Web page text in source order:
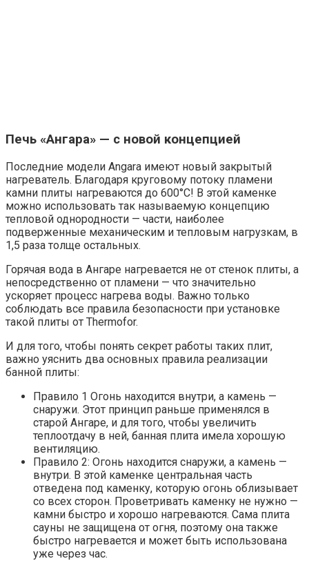
Печь «Ангара» — с новой концепцией
Последние модели Angara имеют новый закрытый
нагреватель. Благодаря круговому потоку пламени
камни плиты нагреваются до 600°C! В этой каменке
можно использовать так называемую концепцию
тепловой однородности — части, наиболее
подверженные механическим и тепловым нагрузкам, в
1,5 раза толще остальных.
Горячая вода в Ангаре нагревается не от стенок плиты, а
непосредственно от пламени — что значительно
ускоряет процесс нагрева воды. Важно только
соблюдать все правила безопасности при установке
такой плиты от Thermofor.
И для того, чтобы понять секрет работы таких плит,
важно уяснить два основных правила реализации
банной плиты:
Правило 1 Огонь находится внутри, а камень —
снаружи. Этот принцип раньше применялся в
старой Ангаре, и для того, чтобы увеличить
теплоотдачу в ней, банная плита имела хорошую
вентиляцию.
Правило 2: Огонь находится снаружи, а камень —
внутри. В этой каменке центральная часть
отведена под каменку, которую огонь облизывает
со всех сторон. Проветривать каменку не нужно —
камни быстро и хорошо нагреваются. Сама плита
сауны не защищена от огня, поэтому она также
быстро нагревается и может быть использована
уже через час.